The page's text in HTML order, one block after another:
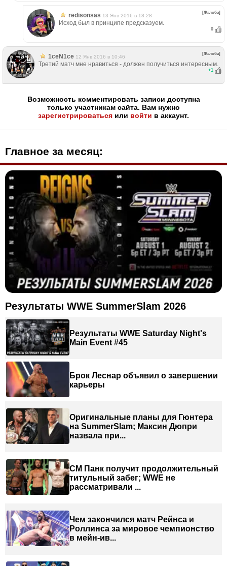
redisonsas 13 Янв 2016 в 18:28
[Жалоба]
Исход был в принципе предсказуем.
0
1ceN1ce 12 Янв 2016 в 10:46
[Жалоба]
Третий матч мне нравиться - должен получиться интересным.
+1
Возможность комментировать записи доступна
только участникам сайта. Вам нужно
зарегистрироваться или войти в аккаунт.
Главное за месяц:
Результаты WWE SummerSlam 2026
Результаты WWE Saturday Night's
Main Event #45
Брок Леснар объявил о завершении
карьеры
Оригинальные планы для Гюнтера
на SummerSlam; Максин Дюпри
назвала при...
СМ Панк получит продолжительный
титульный забег; WWE не
рассматривали ...
Чем закончился матч Рейнса и
Роллинса за мировое чемпионство
в мейн-ив...